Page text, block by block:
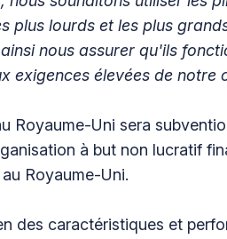
plus lourds et les plus
nous assurer qu'ils
exigences élevées de notre
Royaume-Uni sera
à but non lucratif
Royaume-Uni.
des caractéristiques et